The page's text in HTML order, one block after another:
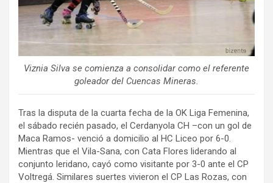
Viznia Silva se comienza a consolidar como el referente
goleador del Cuencas Mineras.
Tras la disputa de la cuarta fecha de la OK Liga Femenina,
el sábado recién pasado, el Cerdanyola CH –con un gol de
Maca Ramos- venció a domicilio al HC Liceo por 6-0.
Mientras que el Vila-Sana, con Cata Flores liderando al
conjunto leridano, cayó como visitante por 3-0 ante el CP
Voltregá. Similares suertes vivieron el CP Las Rozas, con